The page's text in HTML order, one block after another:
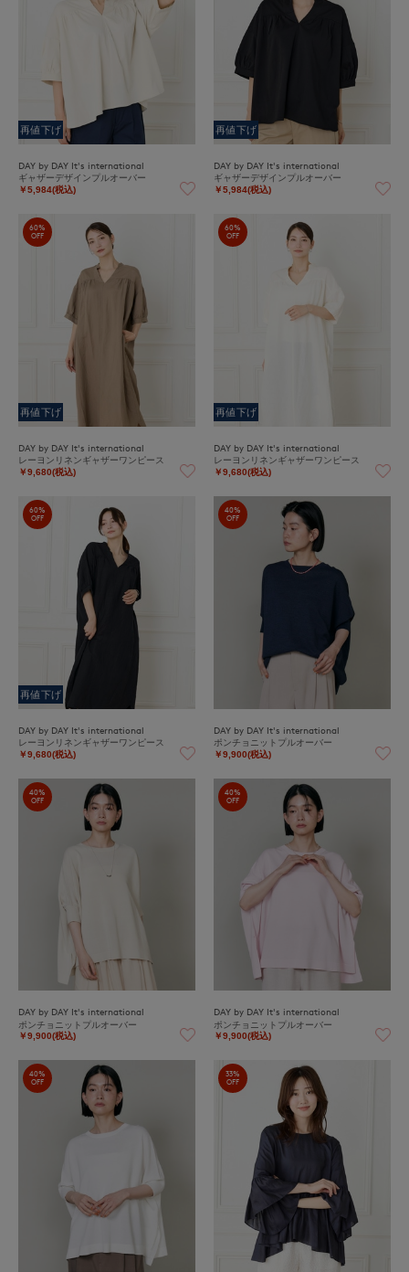
再値下げ
DAY by DAY It's international
ギャザーデザインプルオーバー
￥5,984(税込)
再値下げ
DAY by DAY It's international
ギャザーデザインプルオーバー
￥5,984(税込)
60%
OFF
再値下げ
DAY by DAY It's international
レーヨンリネンギャザーワンピース
￥9,680(税込)
60%
OFF
再値下げ
DAY by DAY It's international
レーヨンリネンギャザーワンピース
￥9,680(税込)
60%
OFF
再値下げ
DAY by DAY It's international
レーヨンリネンギャザーワンピース
￥9,680(税込)
40%
OFF
DAY by DAY It's international
ポンチョニットプルオーバー
￥9,900(税込)
40%
OFF
DAY by DAY It's international
ポンチョニットプルオーバー
￥9,900(税込)
40%
OFF
DAY by DAY It's international
ポンチョニットプルオーバー
￥9,900(税込)
40%
OFF
33%
OFF